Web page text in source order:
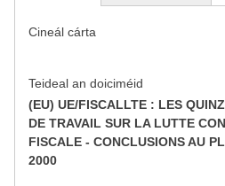
Cineál cárta
Teideal an doiciméid
(EU) UE/FISCALLTE : LES
DE TRAVAIL SUR LA LUTTE
FISCALE - CONCLUSIONS AU
2000